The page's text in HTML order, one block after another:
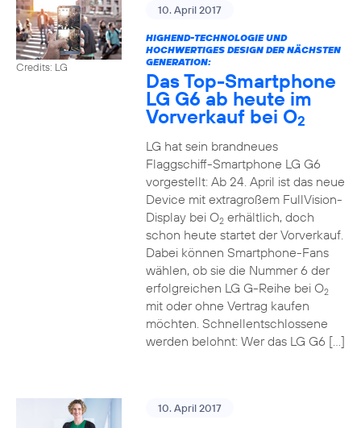
Credits: LG
10. April 2017
HIGHEND-TECHNOLOGIE UND
HOCHWERTIGES DESIGN DER NÄCHSTEN
GENERATION:
Das Top-Smartphone
LG G6 ab heute im
Vorverkauf bei O2
LG hat sein brandneues
Flaggschiff-Smartphone LG G6
vorgestellt: Ab 24. April ist das neue
Device mit extragroßem FullVision-
Display bei O2erhältlich, doch
schon heute startet der Vorverkauf.
Dabei können Smartphone-Fans
wählen, ob sie die Nummer 6 der
erfolgreichen LG G-Reihe bei O2
mit oder ohne Vertrag kaufen
möchten. Schnellentschlossene
werden belohnt: Wer das LG G6 […]
10. April 2017